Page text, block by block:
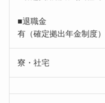
■退職金
有（確定拠出年金制度）
寮・社宅